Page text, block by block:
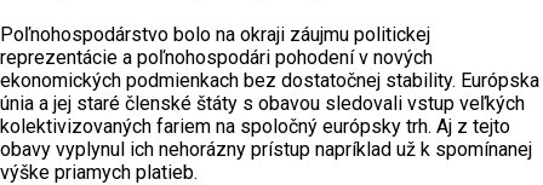
Poľnohospodárstvo bolo na okraji záujmu politickej
reprezentácie a poľnohospodári pohodení v nových
ekonomických podmienkach bez dostatočnej stability. Európska
únia a jej staré členské štáty s obavou sledovali vstup veľkých
kolektivizovaných fariem na spoločný európsky trh. Aj z tejto
obavy vyplynul ich nehorázny prístup napríklad už k spomínanej
výške priamych platieb.